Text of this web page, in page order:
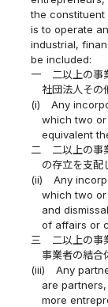
the
is to operate
industrial,
be included:
一
二以上の事
社団法人その
(i)
Any
which two
equivalent
二
二以上の事
の存立を支配
(ii)
Any
which two
and
of affairs or
三
二以上の事
事業者の結合
(iii)
Any
are
more